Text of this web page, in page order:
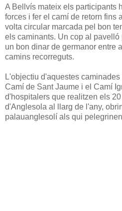
A Bellvís mateix els participants
forces i fer el camí de retorn fins
volta circular marcada pel bon
els caminants. Un cop al
un bon dinar de germanor entre
camins recorreguts.
L'objectiu d'aquestes
Camí de Sant Jaume i el Camí
d'hospitalers que realitzen els
d'Anglesola al llarg de l'any,
palauanglesolí als qui